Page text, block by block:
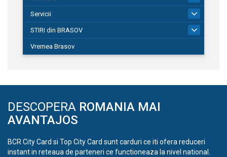
Servicii
STIRI din BRASOV
Vremea Brasov
DESCOPERA ROMANIA MAI
AVANTAJOS
BCR City Card si Top City Card sunt carduri ce iti ofera reduceri
instant in reteaua de parteneri ce functioneaza la nivel national.